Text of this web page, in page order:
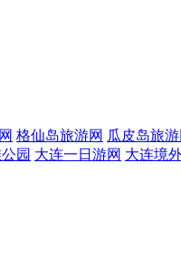
格仙岛旅游网 瓜皮岛旅游
园 大连一日游网 大连境